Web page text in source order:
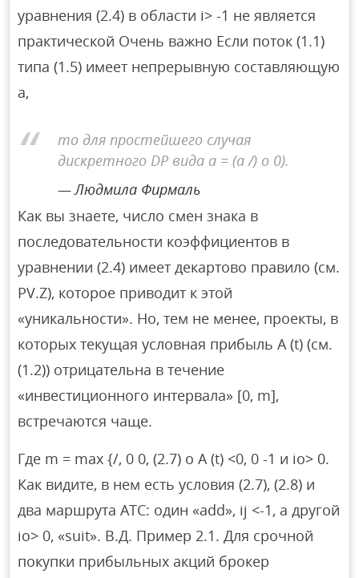
уравнения (2.4) в области i> -1 не является
практической Очень важно Если поток (1.1)
типа (1.5) имеет непрерывную составляющую
a,
то для простейшего случая
дискретного DP вида a = (a /) o 0).
Людмила Фирмаль
Как вы знаете, число смен знака в
последовательности коэффициентов в
уравнении (2.4) имеет декартово правило (см.
PV.Z), которое приводит к этой
«уникальности». Но, тем не менее, проекты, в
которых текущая условная прибыль A (t) (см.
(1.2)) отрицательна в течение
«инвестиционного интервала» [0, m],
встречаются чаще.
Где m = max {/, 0 0, (2.7) o A (t) <0, 0 -1 и io> 0.
Как видите, в нем есть условия (2.7), (2.8) и
два маршрута ATC: один «add», ij <-1, а другой
io> 0, «suit». В.Д. Пример 2.1. Для срочной
покупки прибыльных акций брокер